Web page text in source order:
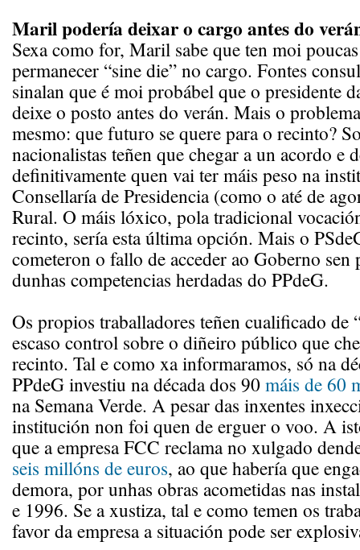
Maril podería deixar o cargo antes do
Sexa como for, Maril sabe que ten moi
permanecer “sine die” no cargo. Fontes
sinalan que é moi probábel que o presidente
deixe o posto antes do verán. Mais o
mesmo: que futuro se quere para o recinto?
nacionalistas teñen que chegar a un acordo e
definitivamente quen vai ter máis peso na
Consellaría de Presidencia (como o até de
Rural. O máis lóxico, pola tradicional
recinto, sería esta última opción. Mais o
cometeron o fallo de acceder ao Goberno sen
dunhas competencias herdadas do PPdeG.
Os propios traballadores teñen cualificado de
escaso control sobre o diñeiro público que
recinto. Tal e como xa informaramos, só na
PPdeG investiu na década dos 90 máis de 60
na Semana Verde. A pesar das inxentes
institución non foi quen de erguer o voo. A
que a empresa FCC reclama no xulgado
seis millóns de euros, ao que habería que
demora, por unhas obras acometidas nas
e 1996. Se a xustiza, tal e como temen os
favor da empresa a situación pode ser